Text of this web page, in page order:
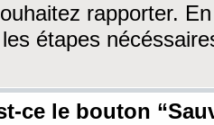
rapporter.
étapes
ce le bouton